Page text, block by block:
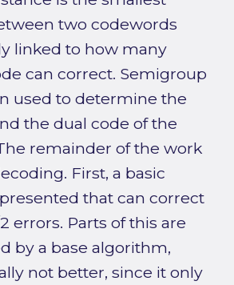
two codewords
linked to how many
can correct. Semigroup
used to determine the
the dual code of the
remainder of the work
First, a basic
that can correct
errors. Parts of this are
by a base algorithm,
not better, since it only